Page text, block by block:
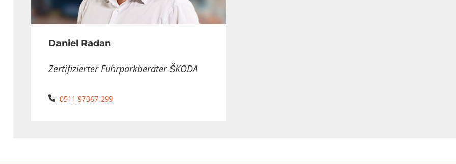
Daniel Radan
Zertifizierter Fuhrparkberater ŠKODA
Telefon:
0511 97367-299